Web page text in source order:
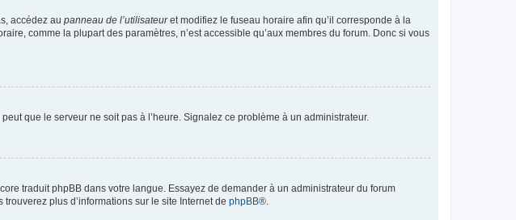
accédez au panneau de l’utilisateuret modifiez le fuseau horaire afin qu’il corresponde à la
comme la plupart des paramètres, n’est accessible qu’aux membres du forum. Donc si vous
que le serveur ne soit pas à l’heure. Signalez ce problème à un administrateur.
traduit phpBB dans votre langue. Essayez de demander à un administrateur du forum
plus d’informations sur le site Internet de phpBB®.